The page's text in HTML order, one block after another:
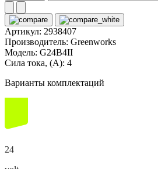
Артикул: 2938407
Производитель: Greenworks
Модель: G24B4II
Сила тока, (А): 4
Варианты комплектаций
24